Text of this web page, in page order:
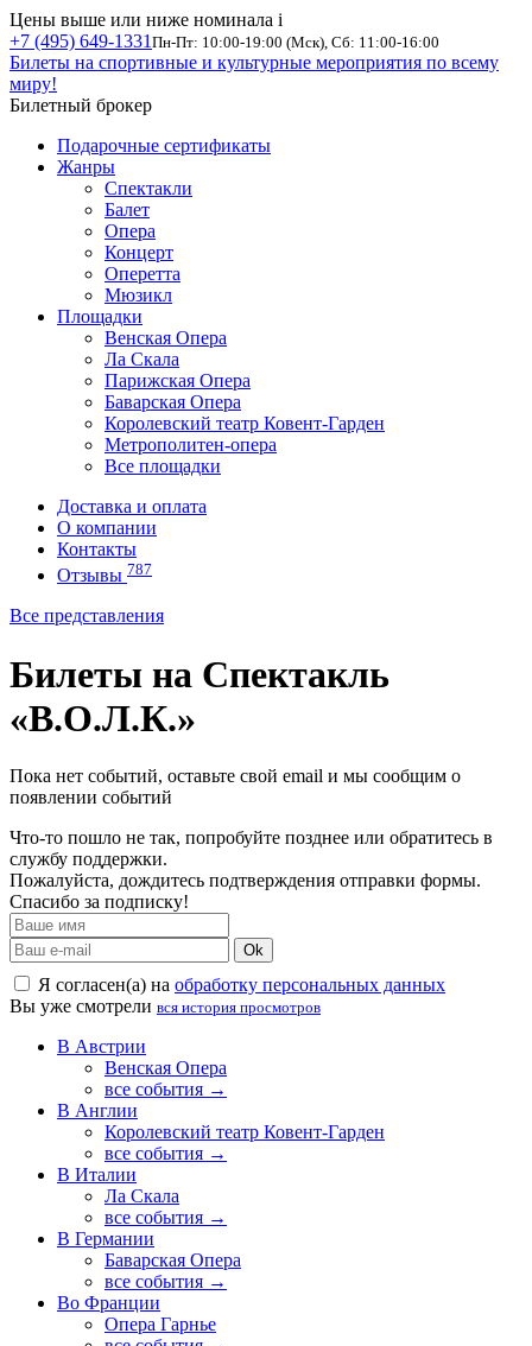
Цены выше или ниже номинала i
+7 (495) 649-1331 Пн-Пт: 10:00-19:00 (Мск), Сб: 11:00-16:00
Билеты на спортивные и культурные мероприятия по всему
миру!
Билетный брокер
Подарочные сертификаты
Жанры
Спектакли
Балет
Опера
Концерт
Оперетта
Мюзикл
Площадки
Венская Опера
Ла Скала
Парижская Опера
Баварская Опера
Королевский театр Ковент-Гарден
Метрополитен-опера
Все площадки
Доставка и оплата
О компании
Контакты
Отзывы 787
Все представления
Билеты на Спектакль
«В.О.Л.К.»
Пока нет событий, оставьте свой email и мы сообщим о
появлении событий
Что-то пошло не так, попробуйте позднее или обратитесь в
службу поддержки.
Пожалуйста, дождитесь подтверждения отправки формы.
Спасибо за подписку!
Ok
Я согласен(а) на обработку персональных данных
Вы уже смотрели вся история просмотров
В Австрии
Венская Опера
все события →
В Англии
Королевский театр Ковент-Гарден
все события →
В Италии
Ла Скала
все события →
В Германии
Баварская Опера
все события →
Во Франции
Опера Гарнье